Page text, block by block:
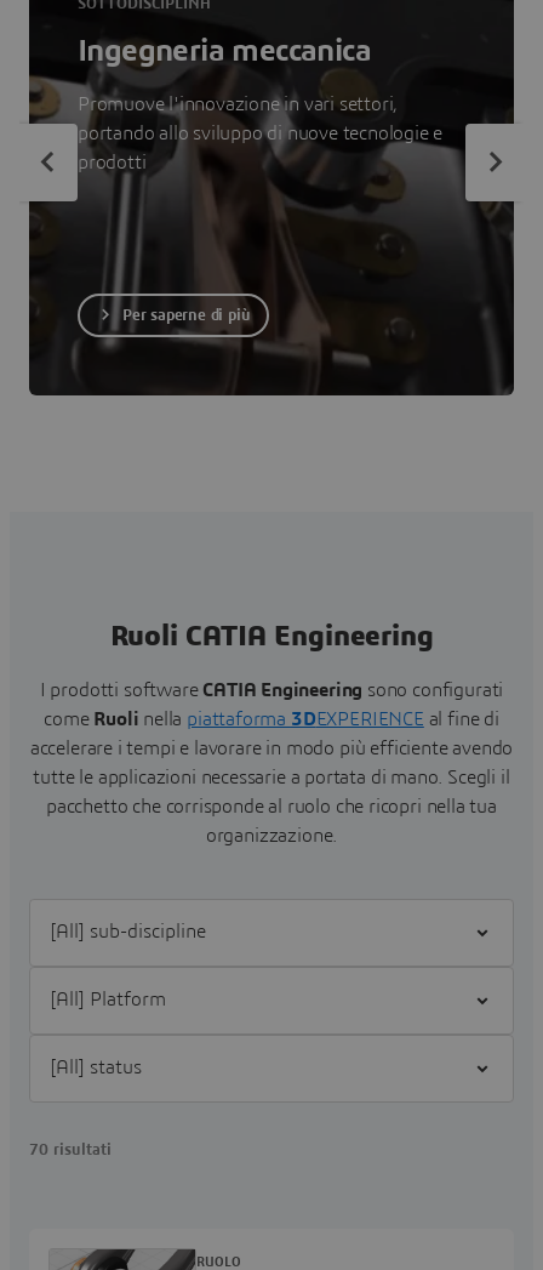
SOTTODISCIPLINA
Ingegneria meccanica
Promuove l'innovazione in vari settori,
portando allo sviluppo di nuove tecnologie e
prodotti
Per saperne di più
Ruoli CATIA Engineering
I prodotti software CATIA Engineering sono configurati
come Ruoli nella piattaforma 3DEXPERIENCE al fine di
accelerare i tempi e lavorare in modo più efficiente avendo
tutte le applicazioni necessarie a portata di mano. Scegli il
pacchetto che corrisponde al ruolo che ricopri nella tua
organizzazione.
70 risultati
RUOLO